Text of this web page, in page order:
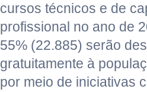
cursos técnicos e de
profissional no ano de
55% (22.885) serão
gratuitamente à
por meio de iniciativas